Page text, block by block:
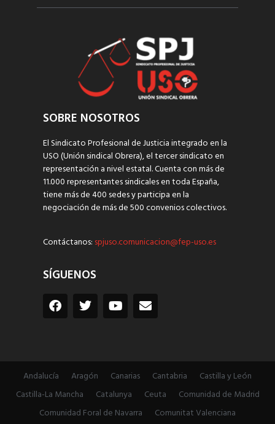
SOBRE NOSOTROS
El Sindicato Profesional de Justicia integrado en la
USO (Unión sindical Obrera), el tercer sindicato en
representación a nivel estatal. Cuenta con más de
11.000 representantes sindicales en toda España,
tiene más de 400 sedes y participa en la
negociación de más de 500 convenios colectivos.
Contáctanos: spjuso.comunicacion@fep-uso.es
SÍGUENOS
Andalucía Aragón Canarias Cantabria
Castilla y León
Castilla-La Mancha
Catalunya Ceuta
Comunidad de Madrid
Comunidad Foral de Navarra
Comunitat Valenciana